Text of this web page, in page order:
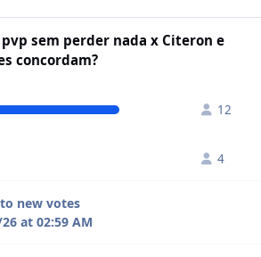
sem perder nada x Citeron e
concordam?
12
4
new votes
at 02:59 AM